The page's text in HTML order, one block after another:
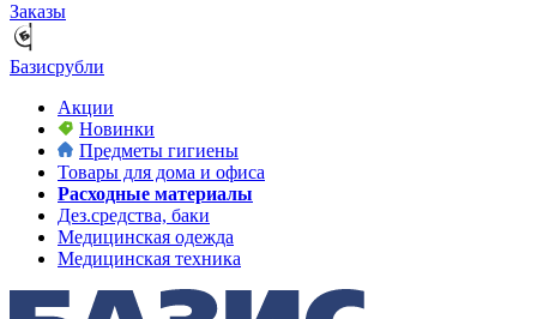
Заказы
Базисрубли
Акции
Новинки
Предметы гигиены
Товары для дома и офиса
Расходные материалы
Дез.средства, баки
Медицинская одежда
Медицинская техника